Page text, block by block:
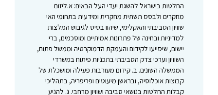
החלטות בישראל להשגת יעדי העל הבאים: א.ליזום
מחקרים ולבסס תשתית מחקרית ומידעית בתחומי האי
שוויון הסביבתי והאקלימי, שיהוו בסיס לגיבוש המלצות
למדיניות ובחינה של פתרונות אמיתיים ומוסכמים, ברי
יישום, שיסייעו לקידום והעמקת הדמוקרטיה וממשל פתוח,
השוויון וערכי צדק הסביבתי בתכניות פיתוח במשרדי
הממשלה השונים. ב. קידום מעורבות פעילה ומושכלת של
קבוצות אוכלוסיה, ובראשן מיעוטים ופריפריה, בתהליכי
קבלות החלטות בנושאי סביבה ושוויון מרחבי. ג. להניע